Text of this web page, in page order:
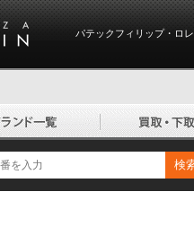
パテックフィリップ・ロ
検